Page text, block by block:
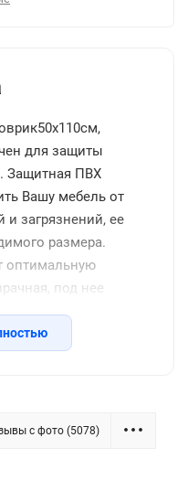
для защиты
Защитная ПВХ
Вашу мебель от
и загрязнений, ее
размера.
оптимальную
под нее
что увеличивает
коврик
интерьере
Коврик ПВХ, в
специального
с фото (5078)